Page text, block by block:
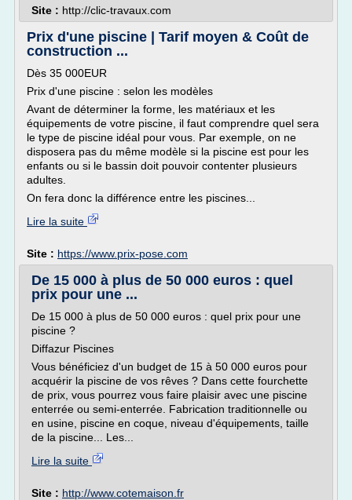
Site : http://clic-travaux.com
Prix d'une piscine | Tarif moyen & Coût de
construction ...
Dès 35 000EUR
Prix d'une piscine : selon les modèles
Avant de déterminer la forme, les matériaux et les
équipements de votre piscine, il faut comprendre quel sera
le type de piscine idéal pour vous. Par exemple, on ne
disposera pas du même modèle si la piscine est pour les
enfants ou si le bassin doit pouvoir contenter plusieurs
adultes.
On fera donc la différence entre les piscines...
Lire la suite
Site : https://www.prix-pose.com
De 15 000 à plus de 50 000 euros : quel
prix pour une ...
De 15 000 à plus de 50 000 euros : quel prix pour une
piscine ?
Diffazur Piscines
Vous bénéficiez d'un budget de 15 à 50 000 euros pour
acquérir la piscine de vos rêves ? Dans cette fourchette
de prix, vous pourrez vous faire plaisir avec une piscine
enterrée ou semi-enterrée. Fabrication traditionnelle ou
en usine, piscine en coque, niveau d'équipements, taille
de la piscine... Les...
Lire la suite
Site : http://www.cotemaison.fr